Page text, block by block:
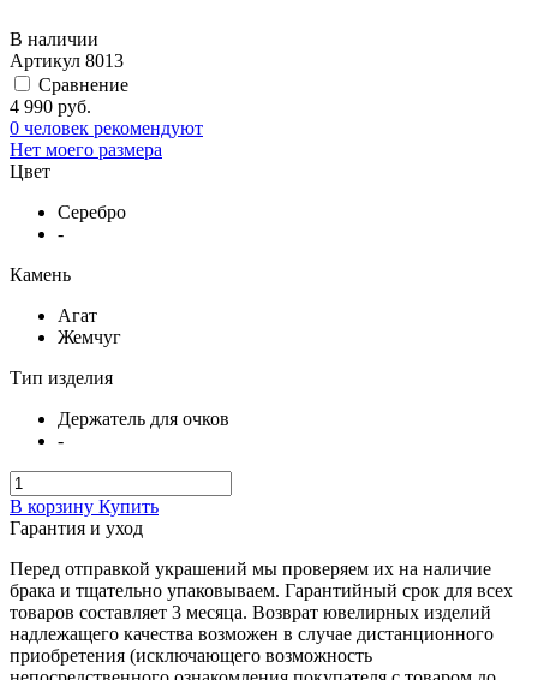
В наличии
Артикул 8013
Сравнение
4 990 руб.
0 человек рекомендуют
Нет моего размера
Цвет
Серебро
-
Камень
Агат
Жемчуг
Тип изделия
Держатель для очков
-
В корзину Купить
Гарантия и уход
Перед отправкой украшений мы проверяем их на наличие
брака и тщательно упаковываем. Гарантийный срок для всех
товаров составляет 3 месяца. Возврат ювелирных изделий
надлежащего качества возможен в случае дистанционного
приобретения (исключающего возможность